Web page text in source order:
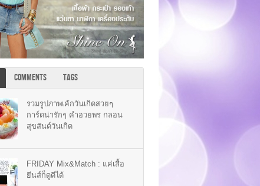
COMMENTS TAGS
รวมรูปภาพเค้กวันเกิดสวยๆ
การ์ดน่ารักๆ คำอวยพร กลอน
สุขสันต์วันเกิด
FRIDAY Mix&Match : แค่เสื้อ
ยีนส์ก็ดูดีได้